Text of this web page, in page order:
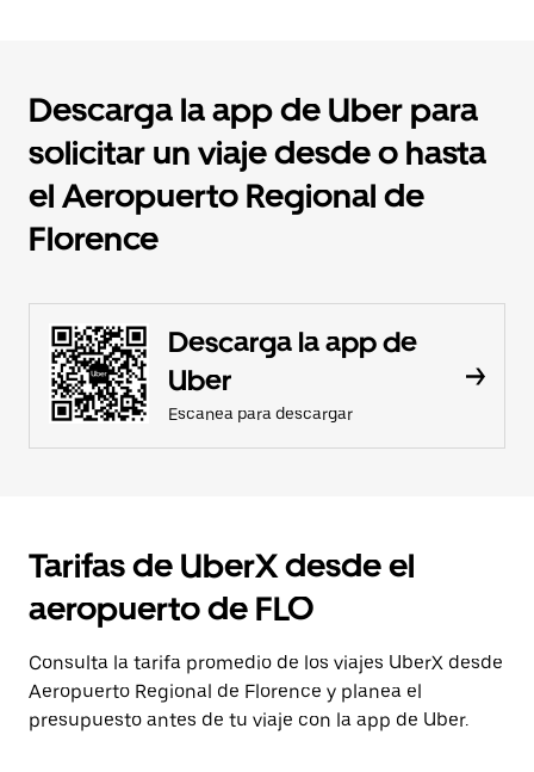
Descarga la app de Uber para
solicitar un viaje desde o hasta
el Aeropuerto Regional de
Florence
Descarga la app de
Uber
Escanea para descargar
Tarifas de UberX desde el
aeropuerto de FLO
Consulta la tarifa promedio de los viajes UberX desde
Aeropuerto Regional de Florence y planea el
presupuesto antes de tu viaje con la app de Uber.